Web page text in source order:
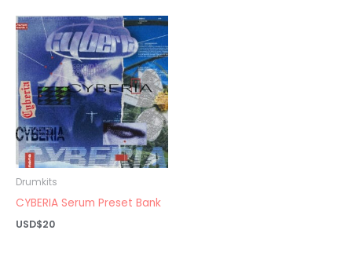
Drumkits
CYBERIA Serum Preset Bank
USD$20